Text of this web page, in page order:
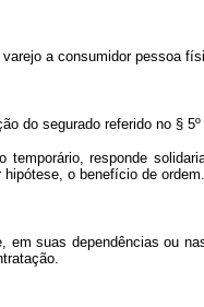
a consumidor pessoa
do segurado referido no §
responde
o benefício de ordem.
suas dependências ou